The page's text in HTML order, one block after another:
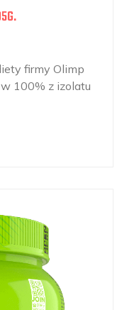
firmy Olimp
100% z izolatu